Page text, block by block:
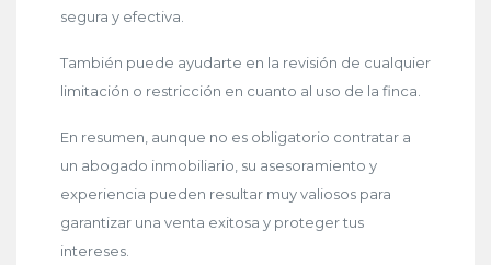
segura y efectiva.
También puede ayudarte en la revisión de cualquier
limitación o restricción en cuanto al uso de la finca.
En resumen, aunque no es obligatorio contratar a
un abogado inmobiliario, su asesoramiento y
experiencia pueden resultar muy valiosos para
garantizar una venta exitosa y proteger tus
intereses.